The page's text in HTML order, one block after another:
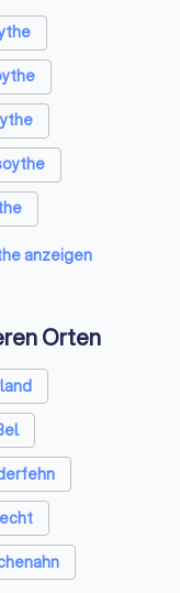
Die GIH-
anzeigen
Orten